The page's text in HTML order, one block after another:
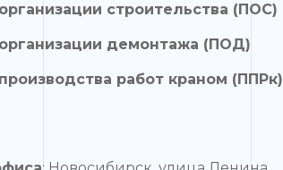
строительства (ПОС)
демонтажа (ПОД)
работ краном (ППРк)